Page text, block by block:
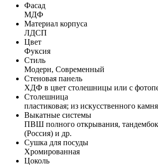
Фасад
МДФ
Материал корпуса
ЛДСП
Цвет
Фуксия
Стиль
Модерн, Современный
Стеновая панель
ХДФ в цвет столешницы или с
Столешница
пластиковая; из искусственного камня
Выкатные системы
ПВШ полного открывания,
(Россия) и др.
Сушка для посуды
Хромированная
Цоколь